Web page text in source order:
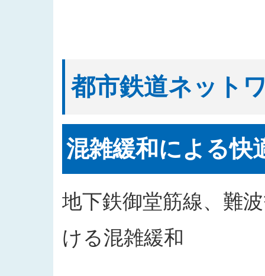
都市鉄道ネット
混雑緩和による快
地下鉄御堂筋線、難
ける混雑緩和